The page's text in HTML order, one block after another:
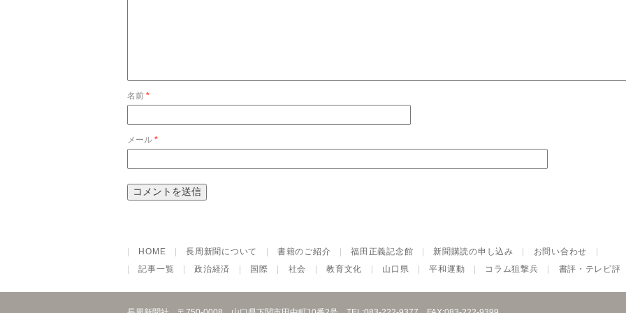
名前 *
メール *
| HOME |長周新聞について |書籍のご紹介 |福田正義記念館 | 新聞購読の申し込み | お問い合わせ |
|記事一覧 |政治経済 | 国際 | 社会 |教育文化 | 山口県 |平和運動 | コラム狙撃兵 | 書評・テレビ評